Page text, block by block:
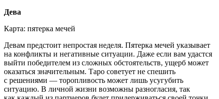
Дева
Карта: пятерка мечей
Девам предстоит непростая неделя. Пятерка мечей указывает
на конфликты и негативные ситуации. Даже если вам удастся
выйти победителем из сложных обстоятельств, ущерб может
оказаться значительным. Таро советует не спешить
с решениями — торопливость может лишь усугубить
ситуацию. В личной жизни возможны разногласия, так